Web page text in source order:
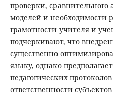
проверки,
моделей и необходимости
грамотности учителя и
подчеркивают, что
существенно
языку, однако
педагогических
ответственности